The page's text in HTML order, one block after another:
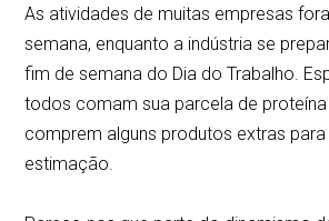
As atividades de muitas empresas
semana, enquanto a indústria se
fim de semana do Dia do Trabalho.
todos comam sua parcela de proteína
comprem alguns produtos extras para
estimação.